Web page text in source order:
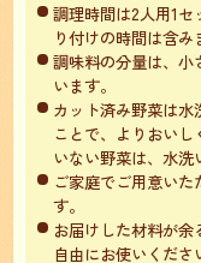
調理時間は2人用1
り付けの時間は含み
調味料の分量は、小
います。
カット済み野菜は水
ことで、よりおい
いない野菜は、水洗
ご家庭でご用意い
す。
お届けした材料が
自由にお使いくださ